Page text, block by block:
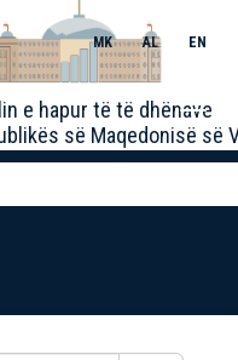
e hapur të të dhënave
së Maqedonisë së
MK AL EN
Toggle